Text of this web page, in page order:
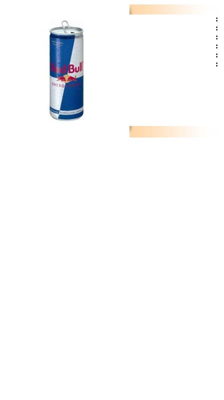
:
:
:
:
:
: